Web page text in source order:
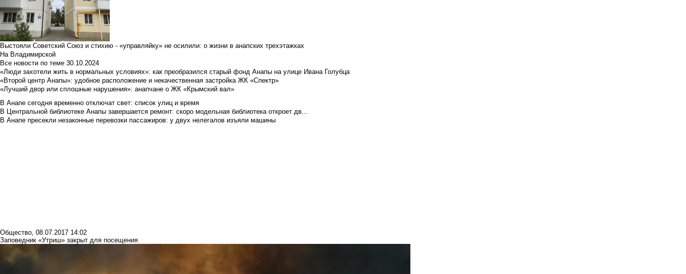
Выстояли Советский Союз и стихию - «управляйку» не осилили: о жизни в анапских трехэтажках
На Владимирской
Все новости по теме 30.10.2024
«Люди захотели жить в нормальных условиях»: как преобразился старый фонд Анапы на улице Ивана Голубца
«Второй центр Анапы»: удобное расположение и некачественная застройка ЖК «Спектр»
«Лучший двор или сплошные нарушения»: анапчане о ЖК «Крымский вал»
В Анапе сегодня временно отключат свет: список улиц и время
В Центральной библиотеке Анапы завершается ремонт: скоро модельная библиотека откроет дв...
В Анапе пресекли незаконные перевозки пассажиров: у двух нелегалов изъяли машины
Общество, 08.07.2017 14:02
Заповедник «Утриш» закрыт для посещения